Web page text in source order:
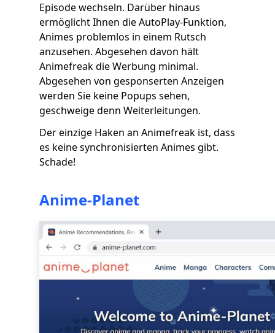
Episode wechseln. Darüber hinaus
ermöglicht Ihnen die AutoPlay-Funktion,
Animes problemlos in einem Rutsch
anzusehen. Abgesehen davon hält
Animefreak die Werbung minimal.
Abgesehen von gesponserten Anzeigen
werden Sie keine Popups sehen,
geschweige denn Weiterleitungen.
Der einzige Haken an Animefreak ist, dass
es keine synchronisierten Animes gibt.
Schade!
Anime-Planet